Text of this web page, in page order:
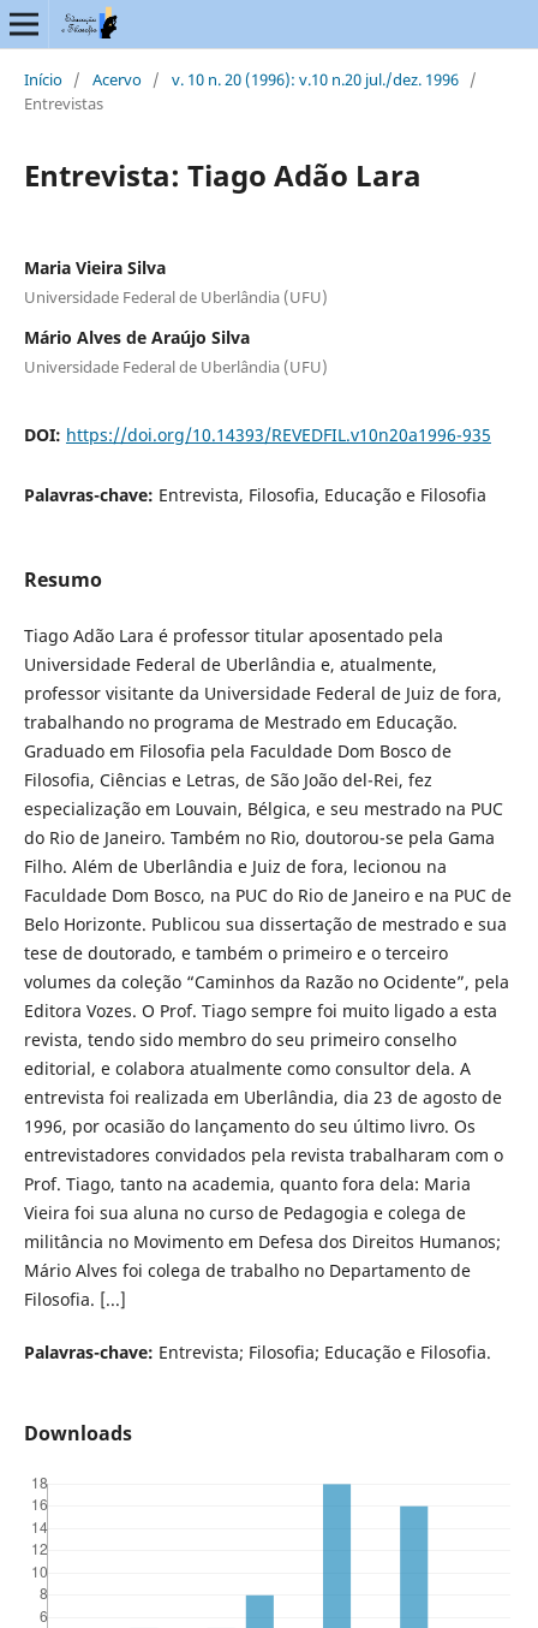
Início / Acervo / v. 10 n. 20 (1996): v.10 n.20 jul./dez. 1996 /
Entrevistas
Entrevista: Tiago Adão Lara
Maria Vieira Silva
Universidade Federal de Uberlândia (UFU)
Mário Alves de Araújo Silva
Universidade Federal de Uberlândia (UFU)
DOI: https://doi.org/10.14393/REVEDFIL.v10n20a1996-935
Palavras-chave: Entrevista, Filosofia, Educação e Filosofia
Resumo
Tiago Adão Lara é professor titular aposentado pela
Universidade Federal de Uberlândia e, atualmente,
professor visitante da Universidade Federal de Juiz de fora,
trabalhando no programa de Mestrado em Educação.
Graduado em Filosofia pela Faculdade Dom Bosco de
Filosofia, Ciências e Letras, de São João del-Rei, fez
especialização em Louvain, Bélgica, e seu mestrado na PUC
do Rio de Janeiro. Também no Rio, doutorou-se pela Gama
Filho. Além de Uberlândia e Juiz de fora, lecionou na
Faculdade Dom Bosco, na PUC do Rio de Janeiro e na PUC de
Belo Horizonte. Publicou sua dissertação de mestrado e sua
tese de doutorado, e também o primeiro e o terceiro
volumes da coleção “Caminhos da Razão no Ocidente”, pela
Editora Vozes. O Prof. Tiago sempre foi muito ligado a esta
revista, tendo sido membro do seu primeiro conselho
editorial, e colabora atualmente como consultor dela. A
entrevista foi realizada em Uberlândia, dia 23 de agosto de
1996, por ocasião do lançamento do seu último livro. Os
entrevistadores convidados pela revista trabalharam com o
Prof. Tiago, tanto na academia, quanto fora dela: Maria
Vieira foi sua aluna no curso de Pedagogia e colega de
militância no Movimento em Defesa dos Direitos Humanos;
Mário Alves foi colega de trabalho no Departamento de
Filosofia. [...]
Palavras-chave: Entrevista; Filosofia; Educação e Filosofia.
Downloads